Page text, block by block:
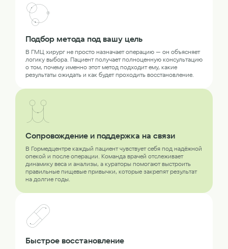
Подбор метода под вашу цель
В ГМЦ хирург не просто назначает операцию — он объясняет
логику выбора. Пациент получает полноценную консультацию
о том, почему именно этот метод подходит ему, какие
результаты ожидать и как будет проходить восстановление.
Сопровождение и поддержка на связи
В Гормедцентре каждый пациент чувствует себя под надёжной
опекой и после операции. Команда врачей отслеживает
динамику веса и анализы, а кураторы помогают выстроить
правильные пищевые привычки, которые закрепят результат
на долгие годы.
Быстрое восстановление